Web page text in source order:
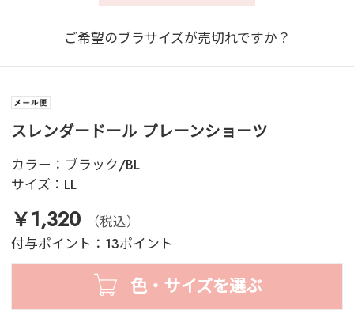
ご希望のブラサイズが売切れですか？
スレンダードール プレーンショーツ
カラー： ブラック/BL
サイズ： LL
￥1,320
（税込）
付与ポイント：13ポイント
色・サイズを選ぶ